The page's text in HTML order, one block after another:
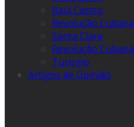
Raúl Castro
Revolução Cubana
Santa Clara
Revolução Cubana
Turismo
Artigos de Opinião